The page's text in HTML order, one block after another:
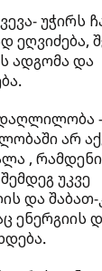
უჭირს
ეღვიძება,
ადგომა და
-
არ
,
უკვე
და შაბათ-
ენერგიის